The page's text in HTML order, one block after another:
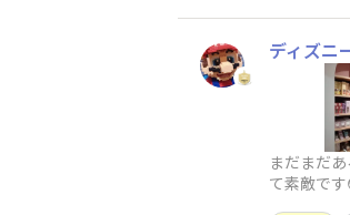
ディズニ
まだまだ
て素敵で